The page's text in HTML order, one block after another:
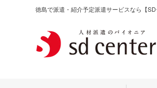
徳島で派遣・紹介予定派遣サービスなら 【